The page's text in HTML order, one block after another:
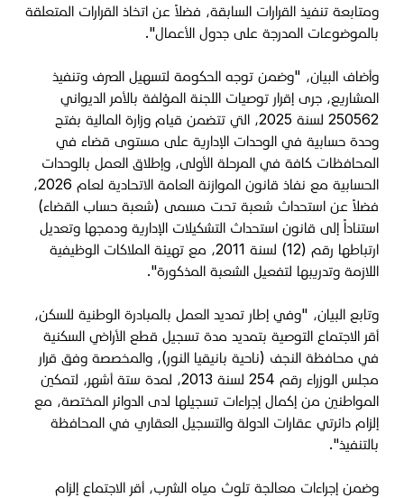
ومتابعة تنفيذ القرارات السابقة، فضلاً عن اتخاذ القرارات المتعلقة
بالموضوعات المدرجة على جدول الأعمال".
وأضاف البيان، "وضمن توجه الحكومة لتسهيل الصرف وتنفيذ
المشاريع، جرى إقرار توصيات اللجنة المؤلفة بالأمر الديواني
250562 لسنة 2025، التي تتضمن قيام وزارة المالية بفتح
وحدة حسابية في الوحدات الإدارية على مستوى قضاء في
المحافظات كافة في المرحلة الأولى، وإطلاق العمل بالوحدات
الحسابية مع نفاذ قانون الموازنة العامة الاتحادية لعام 2026،
فضلاً عن استحداث شعبة تحت مسمى (شعبة حساب القضاء)
استناداً إلى قانون استحداث التشكيلات الإدارية ودمجها وتعديل
ارتباطها رقم (12) لسنة 2011، مع تهيئة الملاكات الوظيفية
اللازمة وتدريبها لتفعيل الشعبة المذكورة".
وتابع البيان، "وفي إطار تمديد العمل بالمبادرة الوطنية للسكن،
أقر الاجتماع التوصية بتمديد مدة تسجيل قطع الأراضي السكنية
في محافظة النجف (ناحية بانيقيا النور)، والمخصصة وفق قرار
مجلس الوزراء رقم 254 لسنة 2013، لمدة ستة أشهر، لتمكين
المواطنين من إكمال إجراءات تسجيلها لدى الدوائر المختصة، مع
إلزام دائرتي عقارات الدولة والتسجيل العقاري في المحافظة
بالتنفيذ".
وضمن إجراءات معالجة تلوث مياه الشرب، أقر الاجتماع إلزام